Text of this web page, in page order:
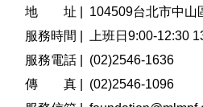
地 址 |
104509台北市中山
服務時間 |
上班日9:00-12:30
服務電話 |
(02)2546-1636
傳 真 |
(02)2546-1096